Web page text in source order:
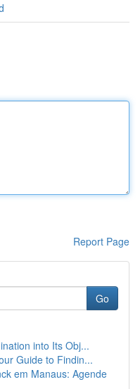
Report Page
Go
into Its Obj...
Guide to Findin...
em Manaus: Agende